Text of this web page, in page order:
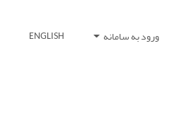
ورود به سامانه ENGLISH